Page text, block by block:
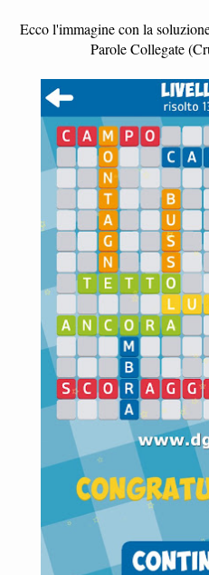
Ecco l'immagine con la
Parole Collegate